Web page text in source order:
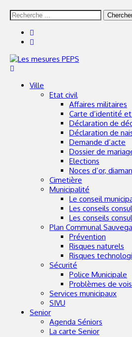
Skip
to
navigation
Skip
to
content
Rechercher
:
Ville
Etat civil
Affaires militaires
Carte d’identité
Déclaration de
Déclaration de
Demande d’acte
Dossier de
Elections
Noces d’or,
Cimetière
Municipalité
Le conseil
Les conseils
Les conseils
Plan Communal
Prévention
Risques naturels
Risques
Sécurité
Police Municipale
Problèmes de
Services municipaux
SIVU
Senior
Agenda Séniors
La carte Senior